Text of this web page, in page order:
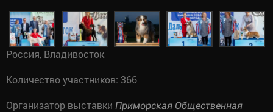
Россия, Владивосток
Количество участников: 366
Организатор выставки Приморская Общественная